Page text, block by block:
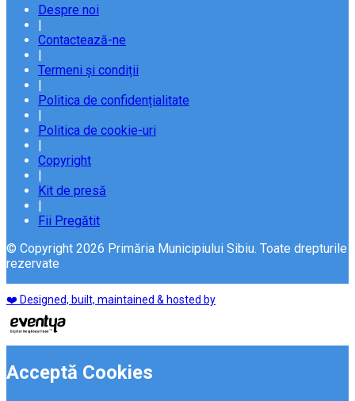
Despre noi
Contactează-ne
Termeni și condiții
Politica de confidențialitate
Politica de cookie-uri
Copyright
Kit de presă
Fii Pregătit
© Copyright 2026 Primăria Municipiului Sibiu. Toate drepturile
rezervate
❤️ Designed, built, maintained & hosted by
Acceptă Cookies